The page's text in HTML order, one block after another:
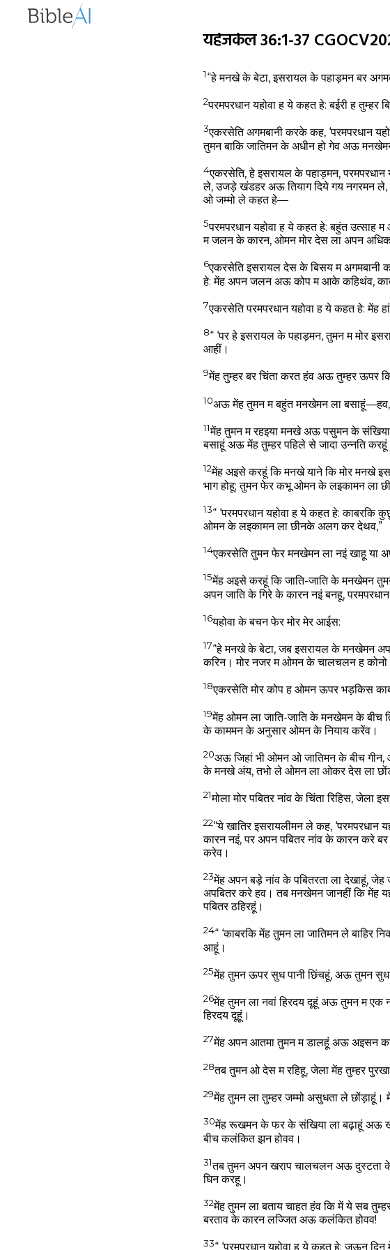
यहेजकेल 36:1-37
1“हे मनखे के बेटा, इसरायल के पहाड़मन बर
2परमपरधान यहोवा ह ये कहत हे: बईरी ह
3एकरसेति अगमबानी करके कह, ‘परमपरधान
तुमन बाकि जातिमन के अधीन हो गेव अऊ
4एकरसेति, हे इसरायल के पहाड़मन, परमपरधान
ले, उजड़े खंडहर अऊ तियाग दिये गय नगरमन
ओ जम्मो ले कहत हे—
5परमपरधान यहोवा ह ये कहत हे: बहुंत
म जलन के कारन, ओमन मोर देस ला अपन
6एकरसेति इसरायल देस के बिसय म अगमबानी
हे: मेंह अपन जलन अऊ कोप म आके कहिथंव,
7एकरसेति परमपरधान यहोवा ह ये कहत हे: मेंह
8“ ‘पर हे इसरायल के पहाड़मन, तुमन म मोर
आहीं।
9मेंह तुम्हर बर चिंता करत हंव अऊ तुम्हर ऊपर
10अऊ मेंह तुमन म बहुंत मनखेमन ला बसाहूं—हव,
11मेंह तुमन म रहइया मनखे अऊ पसुमन के
बसाहूं अऊ मेंह तुम्हर पहिले से जादा उन्नति
12मेंह अइसे करहूं कि मनखे याने कि मोर मनखे
भाग होहू; तुमन फेर कभू ओमन के लइकामन ला
13“ ‘परमपरधान यहोवा ह ये कहत हे:
ओमन के लइकामन ला छीनके अलग कर देथव,”
14एकरसेति तुमन फेर मनखेमन ला नइं खाहू या
15मेंह अइसे करहूं कि जाति-जाति के मनखेमन
अपन जाति के गिरे के कारन नइं बनहू,
16यहोवा के बचन फेर मोर मेर आईस:
17“हे मनखे के बेटा, जब इसरायल के मनखेमन
करिन। मोर नजर म ओमन के चालचलन ह कोनो
18एकरसेति मोर कोप ह ओमन ऊपर भड़किस
19मेंह ओमन ला जाति-जाति के मनखेमन के
के काममन के अनुसार ओमन के नियाय करेंव।
20अऊ जिहां भी ओमन ओ जातिमन के बीच गीन,
के मनखे अंय, तभो ले ओमन ला ओकर देस ला
21मोला मोर पबितर नांव के चिंता रिहिस,
22“ये खातिर इसरायलीमन ले कह,
कारन नइं, पर अपन पबितर नांव के कारन करे
करेव।
23मेंह अपन बड़े नांव के पबितरता ला देखाहूं,
अपबितर करे हव। तब मनखेमन जानहीं कि मेंह
पबितर ठहिरहूं।
24“ ‘काबरकि मेंह तुमन ला जातिमन ले
आहूं।
25मेंह तुमन ऊपर सुध पानी छिंचहूं, अऊ तुमन सुध
26मेंह तुमन ला नवां हिरदय दूहूं अऊ तुमन म एक
हिरदय दूहूं।
27मेंह अपन आतमा तुमन म डालहूं अऊ अइसन
28तब तुमन ओ देस म रहिहू, जेला मेंह तुम्हर
29मेंह तुमन ला तुम्हर जम्मो असुधता ले
30मेंह रूखमन के फर के संखिया ला बढ़ाहूं अऊ
बीच कलंकित झन होवव।
31तब तुमन अपन खराप चालचलन अऊ दुस्टता
घिन करहू।
32मेंह तुमन ला बताय चाहत हंव कि में ये सब
बरताव के कारन लज्जित अऊ कलंकित होवव!
33“ ‘परमपरधान यहोवा ह ये कहत हे: जऊन